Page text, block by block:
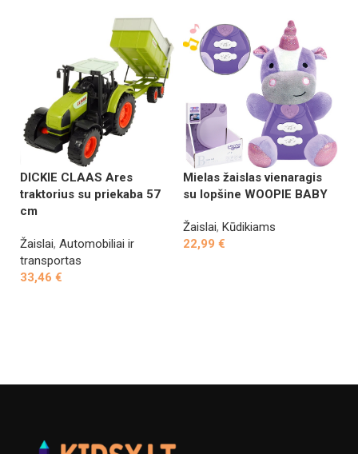
DICKIE CLAAS Ares
traktorius su priekaba 57
cm
Žaislai, Automobiliai ir
transportas
33,46 €
Mielas žaislas vienaragis
su lopšine WOOPIE BABY
Žaislai, Kūdikiams
22,99 €